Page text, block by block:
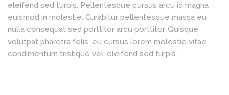
eleifend sed turpis. Pellentesque cursus arcu id magna
euismod in molestie. Curabitur pellentesque massa eu
nulla consequat sed porttitor arcu porttitor. Quisque
volutpat pharetra felis, eu cursus lorem molestie vitae
condimentum tristique vel, eleifend sed turpis.